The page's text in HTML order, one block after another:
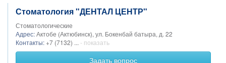
Стоматология "ДЕНТАЛ ЦЕНТР"
Стоматологические
Адрес:Актобе (Актюбинск), ул. Бокенбай батыра, д. 22
Контакты: +7 (7132) ... - показать
Задать вопрос